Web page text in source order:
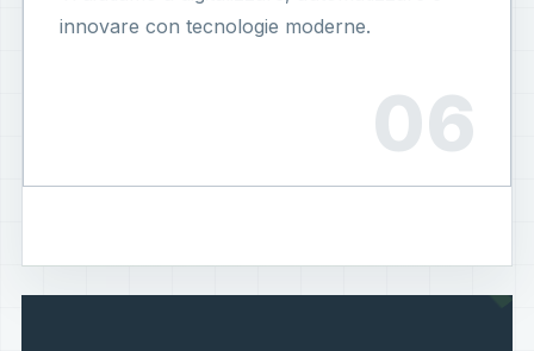
innovare con tecnologie moderne.